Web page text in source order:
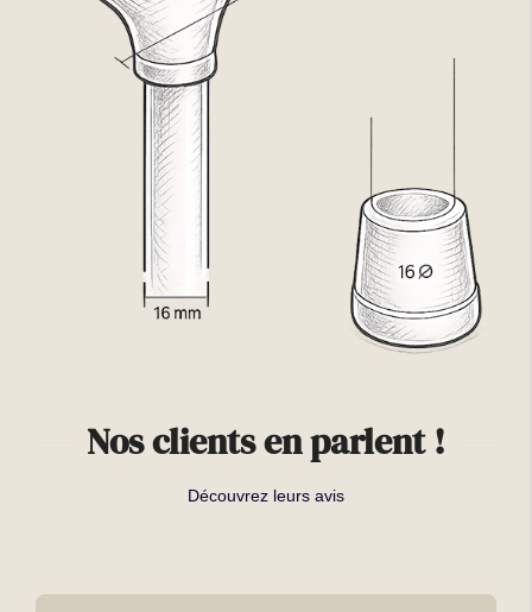
Nos clients en parlent !
Découvrez leurs avis